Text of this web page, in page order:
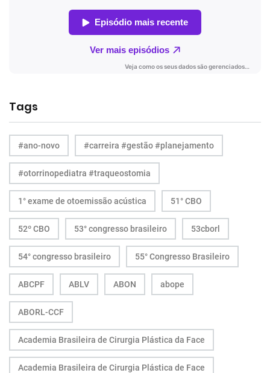
Tags
#ano-novo #carreira #gestão #planejamento
#otorrinopediatra #traqueostomia
1° exame de otoemissão acústica 51° CBO
52º CBO 53° congresso brasileiro 53cborl
54° congresso brasileiro 55° Congresso Brasileiro
ABCPF ABLV ABON abope
ABORL-CCF
Academia Brasileira de Cirurgia Plástica da Face
Academia Brasileira de Cirurgia Plástica de Face